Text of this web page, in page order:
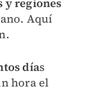
y regiones
Aquí
días
hora el